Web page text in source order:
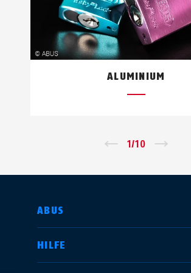
Hinter SKG verbirgt sich die
niederländische Stiftung
beim Fassadenbau, auf
niederländisch Stichting
Gevelbouw. Der Svensk Brand och
Säkerhetscertifiering, kurz SBSC,
ALUMINIUM
1/10
ABUS
HILFE
LAND AUSWÄHLEN